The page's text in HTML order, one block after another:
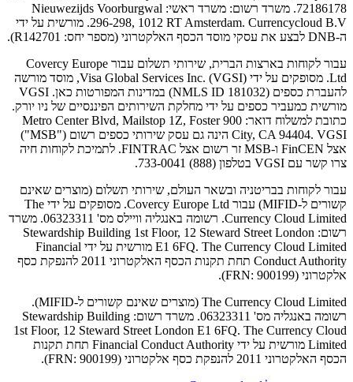
72186178. משרד רשום: משרד ראשי: Nieuwezijds Voorburgwal
296-298, 1012 RT Amsterdam. Currencycloud B.V. מורשית על ידי
ה-DNB לבצע את עסקי מוסד הכסף האלקטרוני (מספר יחס: R142701).
עבור לקוחות בארצות הברית, שירותי תשלום עבור Covercy Europe
Ltd. מסופקים על ידי Visa Global Services Inc. (VGSI), מוסד מורשה
להעברת כספים (NMLS ID 181032) במדינות המפורטות כאן. VGSI
מורשית כמעביר כספים על ידי מחלקת השירותים הפיננסיים של ניו יורק.
כתובת למשלוח דואר: 900 Metro Center Blvd, Mailstop 1Z, Foster
City, CA 94404. VGSI הינה גם עסק שירותי כספים רשום ("MSB")
אצל FinCEN ו-MSB זר רשום אצל FINTRAC. לתמיכת לקוחות חיה
צרו קשר עם VGSI בטלפון (888) 733-0041.
עבור לקוחות בבריטניה ובשאר העולם, שירותי תשלום (מוצרים שאינם
קשורים ל-MIFID) עבור Covercy Europe Ltd. מסופקים על ידי The
Currency Cloud Limited. רשומה באנגליה וויילס מס' 06323311. משרד
רשום: Stewardship Building 1st Floor, 12 Steward Street London
E1 6FQ. The Currency Cloud Limited מורשית על ידי Financial
Conduct Authority תחת תקנות הכסף האלקטרוני 2011 להנפקת כסף
אלקטרוני (FRN: 900199).
The Currency Cloud Limited (מוצרים שאינם קשורים ל-MIFID).
רשומה באנגליה מס' 06323311. משרד רשום: Stewardship Building
1st Floor, 12 Steward Street London E1 6FQ. The Currency Cloud
Limited מורשית על ידי Financial Conduct Authority תחת תקנות
הכסף האלקטרוני 2011 להנפקת כסף אלקטרוני (FRN: 900199).